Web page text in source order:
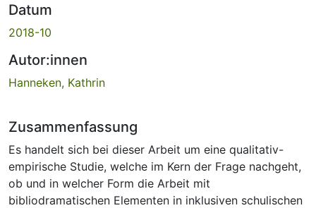
Datum
2018-10
Autor:innen
Hanneken, Kathrin
Zusammenfassung
Es handelt sich bei dieser Arbeit um eine qualitativ-
empirische Studie, welche im Kern der Frage nachgeht,
ob und in welcher Form die Arbeit mit
bibliodramatischen Elementen in inklusiven schulischen